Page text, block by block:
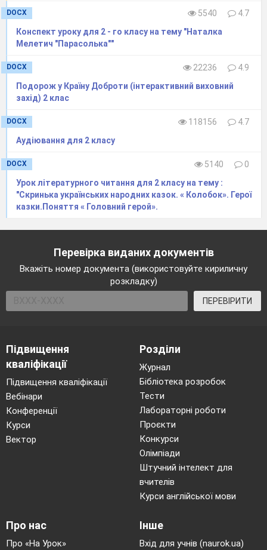
У сінокіс — гірка,
А в мороз — солодка.
Що за ягідка?
Метод « Припущення на основі
запропонованих слів»
Робота в парах
Подумайте про 4 речі: дівчинка, калина,
Яку історію ви можете придумати, де б
Подумайте декілька хвилин про місце дії,
персонажів і події такої історії, в якій є ці
речі.
ІV. Побудова знань. Оголошення теми і
мети уроку.
Метод « Припущення» за заголовком.
ілюстрацію в підручнику та ще раз
прочитайте назву.
Зробіть припущення про те, що
відбуватиметься в цій історії.
Чому ви так вважаєте?
Метод « Спрямоване читання»
Я буду читати казку по частинах. Перед
кожною я ставитиму вам запитання, а ви
будете слухати, слідкувати та знаходити
DOCX 5540
4.7
Конспект уроку для 2 - го класу на тему "Наталка
Мелетич "Парасолька""
DOCX 22236
4.9
Подорож у Країну Доброти (інтерактивний виховний
захід) 2 клас
DOCX 118156
4.7
Аудіювання для 2 класу
DOCX 5140
0
Урок літературного читання для 2 класу на тему :
"Скринька українських народних казок. « Колобок». Герої
казки.Поняття « Головний герой».
Перевірка виданих документів
Вкажіть номер документа (використовуйте кириличну
розкладку)
ПЕРЕВІРИТИ
Підвищення
кваліфікації
Підвищення кваліфікації
Вебінари
Конференції
Курси
Вектор
Розділи
Журнал
Бібліотека розробок
Тести
Лабораторні роботи
Проєкти
Конкурси
Олімпіади
Штучний інтелект для
вчителів
Курси англійської мови
Про нас
Про «На Урок»
Інше
Вхід для учнів (naurok.ua)